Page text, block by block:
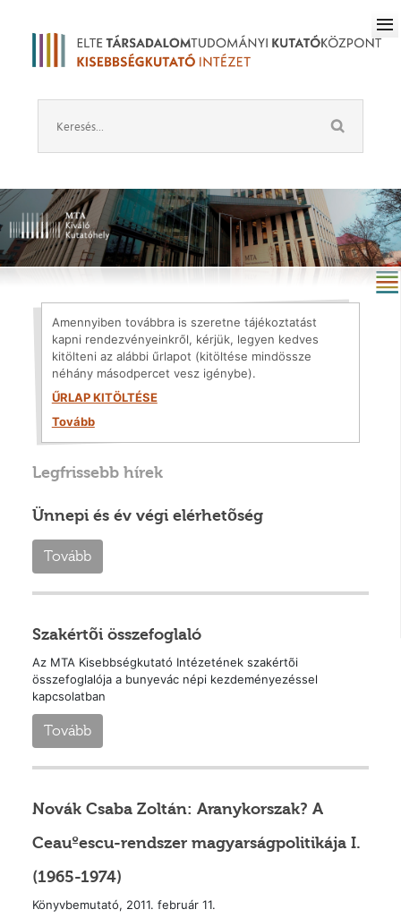
Amennyiben továbbra is szeretne tájékoztatást
kapni rendezvényeinkről, kérjük, legyen kedves
kitölteni az alábbi űrlapot (kitöltése mindössze
néhány másodpercet vesz igénybe).
ŰRLAP KITÖLTÉSE
Tovább
Legfrissebb hírek
Ünnepi és év végi elérhetõség
Tovább
Szakértõi összefoglaló
Az MTA Kisebbségkutató Intézetének szakértõi
összefoglalója a bunyevác népi kezdeményezéssel
kapcsolatban
Tovább
Novák Csaba Zoltán: Aranykorszak? A
Ceauºescu-rendszer magyarságpolitikája I.
(1965-1974)
Könyvbemutató, 2011. február 11.